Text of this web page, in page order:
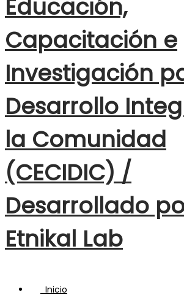
Educación,
Capacitación e
Investigación
Desarrollo
la Comunidad
(CECIDIC) /
Desarrollado
Etnikal Lab
Inicio